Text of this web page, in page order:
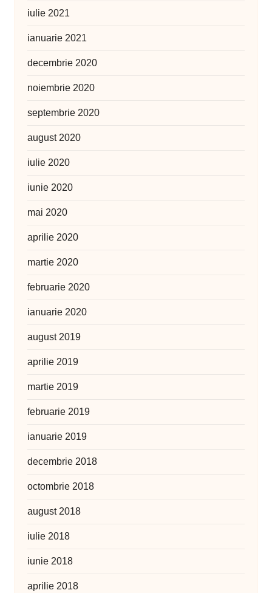
iulie 2021
ianuarie 2021
decembrie 2020
noiembrie 2020
septembrie 2020
august 2020
iulie 2020
iunie 2020
mai 2020
aprilie 2020
martie 2020
februarie 2020
ianuarie 2020
august 2019
aprilie 2019
martie 2019
februarie 2019
ianuarie 2019
decembrie 2018
octombrie 2018
august 2018
iulie 2018
iunie 2018
aprilie 2018